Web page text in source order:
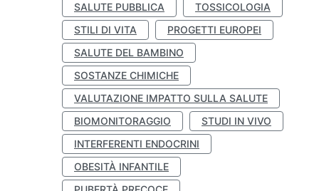
SALUTE PUBBLICA
TOSSICOLOGIA
STILI DI VITA
PROGETTI EUROPEI
SALUTE DEL BAMBINO
SOSTANZE CHIMICHE
VALUTAZIONE IMPATTO SULLA SALUTE
BIOMONITORAGGIO
STUDI IN VIVO
INTERFERENTI ENDOCRINI
OBESITÀ INFANTILE